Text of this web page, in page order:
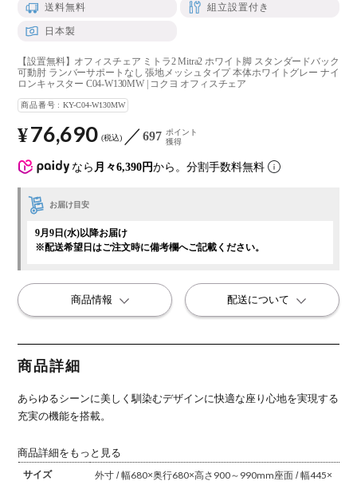
商品詳細
あらゆるシーンに美しく馴染むデザインに快適な座り心地を実現する
充実の機能を搭載。
商品詳細をもっと見る
サイズ
外寸 / 幅680×奥行680×高さ900～990mm座面 / 幅445×
送料無料 組立設置付き
日本製
【設置無料】オフィスチェア ミトラ2 Mitra2 ホワイト脚 スタンダードバック
可動肘 ランバーサポートなし 張地メッシュタイプ 本体ホワイトグレー ナイ
ロンキャスター C04-W130MW | コクヨ オフィスチェア
商品番号 KY-C04-W130MW
なら 月々6,390円から。分割手数料無料
¥76,690 税込 697 ポイント
獲得
お届け目安
9月9日(水)以降お届け
※配送希望日はご注文時に備考欄へご記載ください。
商品情報 配送について